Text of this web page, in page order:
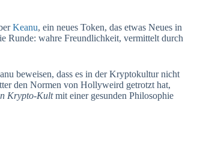
Keanu, ein neues Token, das etwas Neues in
Runde: wahre Freundlichkeit, vermittelt durch
beweisen, dass es in der Kryptokultur nicht
den Normen von Hollyweird getrotzt hat,
Krypto-Kultmit einer gesunden Philosophie